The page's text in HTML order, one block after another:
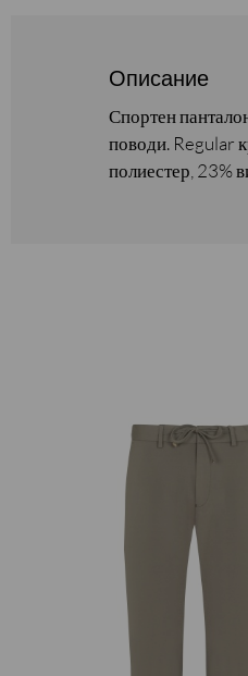
Описание
Спортен
поводи. Regular
полиестер, 23%